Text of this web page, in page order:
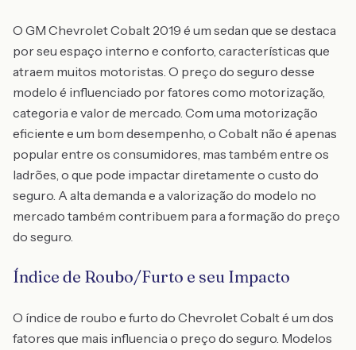
O GM Chevrolet Cobalt 2019 é um sedan que se destaca
por seu espaço interno e conforto, características que
atraem muitos motoristas. O preço do seguro desse
modelo é influenciado por fatores como motorização,
categoria e valor de mercado. Com uma motorização
eficiente e um bom desempenho, o Cobalt não é apenas
popular entre os consumidores, mas também entre os
ladrões, o que pode impactar diretamente o custo do
seguro. A alta demanda e a valorização do modelo no
mercado também contribuem para a formação do preço
do seguro.
Índice de Roubo/Furto e seu Impacto
O índice de roubo e furto do Chevrolet Cobalt é um dos
fatores que mais influencia o preço do seguro. Modelos